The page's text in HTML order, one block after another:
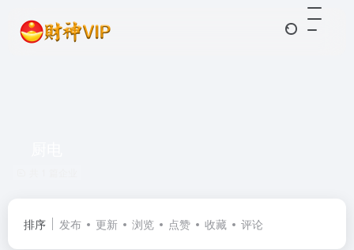
排序 发布 更新 浏览 点赞 收藏 评论